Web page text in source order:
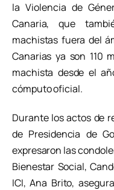
la Violencia de
Canaria, que
machistas fuera del
Canarias ya son 110
machista desde el
cómputo oficial.
Durante los actos de
de Presidencia de
expresaron las
Bienestar Social,
ICI, Ana Brito,